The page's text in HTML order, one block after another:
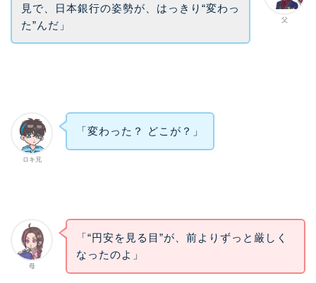
父
見で、
日本銀行の姿勢が、はっきり“変わっ
た”んだ」
ロキ兄
「変わった？ どこが？」
母
「“円安を見る目”が、前よりずっと厳しく
なったのよ」